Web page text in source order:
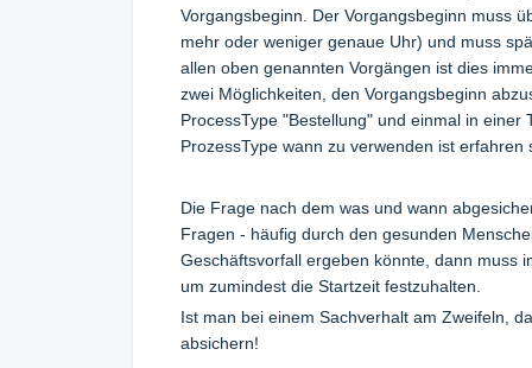
Vorgangsbeginn. Der Vorgangsbeginn muss
mehr oder weniger genaue Uhr) und muss
allen oben genannten Vorgängen ist dies
zwei Möglichkeiten, den Vorgangsbeginn
ProcessType "Bestellung" und einmal in
ProzessType wann zu verwenden ist erfahren
Die Frage nach dem was und wann
Fragen - häufig durch den gesunden
Geschäftsvorfall ergeben könnte, dann muss
um zumindest die Startzeit festzuhalten.
Ist man bei einem Sachverhalt am Zweifeln,
absichern!